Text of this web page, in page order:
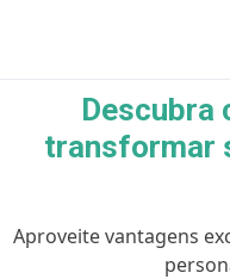
Descubra
transformar
Aproveite vantagens